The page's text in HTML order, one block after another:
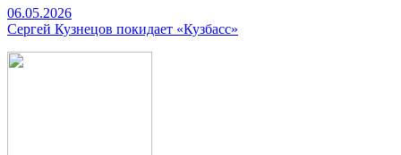
06.05.2026
Сергей Кузнецов покидает «Кузбасс»